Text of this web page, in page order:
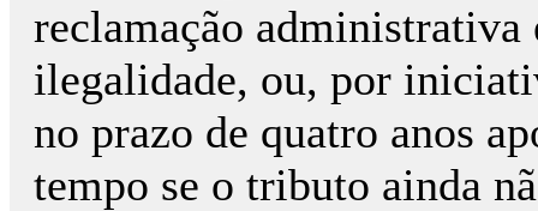
reclamação
ilegalidade, ou, por
no prazo de quatro anos
tempo se o tributo ainda